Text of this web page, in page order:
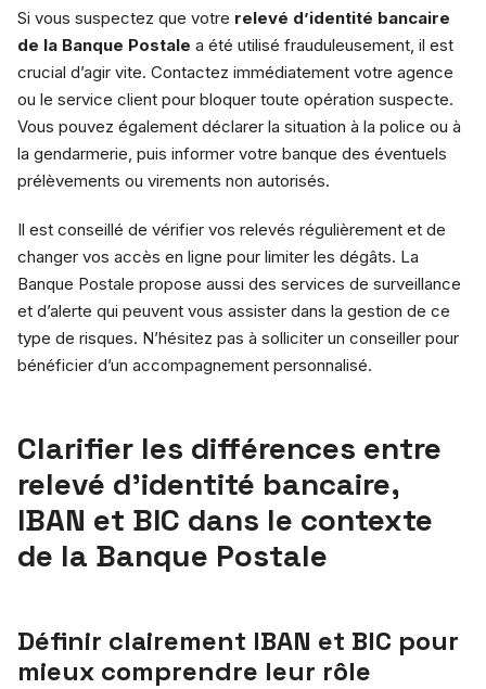
Si vous suspectez que votre relevé d’identité bancaire
de la Banque Postale a été utilisé frauduleusement, il est
crucial d’agir vite. Contactez immédiatement votre agence
ou le service client pour bloquer toute opération suspecte.
Vous pouvez également déclarer la situation à la police ou à
la gendarmerie, puis informer votre banque des éventuels
prélèvements ou virements non autorisés.
Il est conseillé de vérifier vos relevés régulièrement et de
changer vos accès en ligne pour limiter les dégâts. La
Banque Postale propose aussi des services de surveillance
et d’alerte qui peuvent vous assister dans la gestion de ce
type de risques. N’hésitez pas à solliciter un conseiller pour
bénéficier d’un accompagnement personnalisé.
Clarifier les différences entre
relevé d’identité bancaire,
IBAN et BIC dans le contexte
de la Banque Postale
Définir clairement IBAN et BIC pour
mieux comprendre leur rôle